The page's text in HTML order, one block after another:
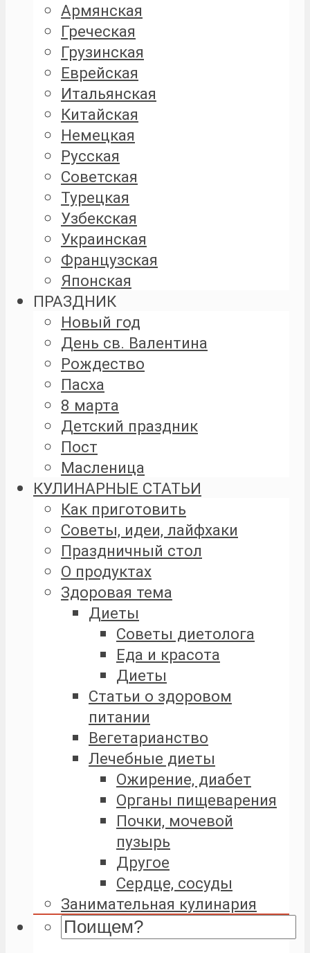
Армянская
Греческая
Грузинская
Еврейская
Итальянская
Китайская
Немецкая
Русская
Советская
Турецкая
Узбекская
Украинская
Французская
Японская
ПРАЗДНИК
Новый год
День св. Валентина
Рождество
Пасха
8 марта
Детский праздник
Пост
Масленица
КУЛИНАРНЫЕ СТАТЬИ
Как приготовить
Советы, идеи, лайфхаки
Праздничный стол
О продуктах
Здоровая тема
Диеты
Советы диетолога
Еда и красота
Диеты
Статьи о здоровом
питании
Вегетарианство
Лечебные диеты
Ожирение, диабет
Органы пищеварения
Почки, мочевой
пузырь
Другое
Сердце, сосуды
Занимательная кулинария